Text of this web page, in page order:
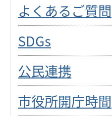
よくあるご質問
SDGs
公民連携
市役所開庁時間